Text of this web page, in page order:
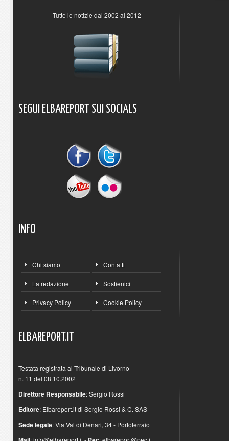
Tutte le notizie dal 2002 al 2012
SEGUI ELBAREPORT SUI SOCIALS
INFO
Chi siamo Contatti
La redazione Sostienici
Privacy Policy Cookie Policy
ELBAREPORT.IT
Testata registrata al Tribunale di Livorno
n. 11 del 08.10.2002
Direttore Responsabile: Sergio Rossi
Editore: Elbareport.it di Sergio Rossi & C. SAS
Sede legale: Via Val di Denari, 34 - Portoferraio